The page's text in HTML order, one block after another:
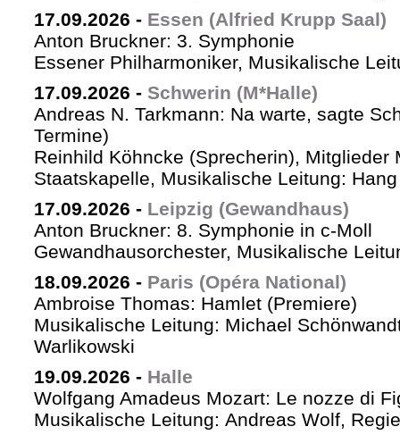
17.09.2026 - Essen (Alfried Krupp Saal)
Anton Bruckner: 3. Symphonie
Essener Philharmoniker, Musikalische
17.09.2026 - Schwerin (M*Halle)
Andreas N. Tarkmann: Na warte, sagte
Termine)
Reinhild Köhncke (Sprecherin), Mitglieder
Staatskapelle, Musikalische Leitung:
17.09.2026 - Leipzig (Gewandhaus)
Anton Bruckner: 8. Symphonie in c-Moll
Gewandhausorchester, Musikalische
18.09.2026 - Paris (Opéra National)
Ambroise Thomas: Hamlet (Premiere)
Musikalische Leitung: Michael
Warlikowski
19.09.2026 - Halle
Wolfgang Amadeus Mozart: Le nozze di
Musikalische Leitung: Andreas Wolf,